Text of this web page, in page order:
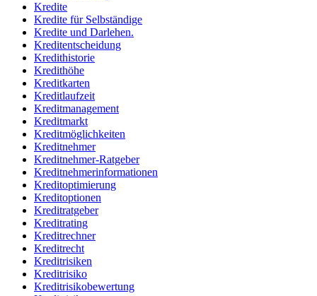
Kredite
Kredite für Selbständige
Kredite und Darlehen.
Kreditentscheidung
Kredithistorie
Kredithöhe
Kreditkarten
Kreditlaufzeit
Kreditmanagement
Kreditmarkt
Kreditmöglichkeiten
Kreditnehmer
Kreditnehmer-Ratgeber
Kreditnehmerinformationen
Kreditoptimierung
Kreditoptionen
Kreditratgeber
Kreditrating
Kreditrechner
Kreditrecht
Kreditrisiken
Kreditrisiko
Kreditrisikobewertung